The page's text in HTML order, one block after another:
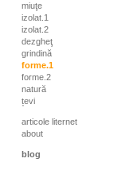
miuţe
izolat.1
izolat.2
dezgheţ
grindină
forme.1
forme.2
natură
țevi
articole liternet
about
blog